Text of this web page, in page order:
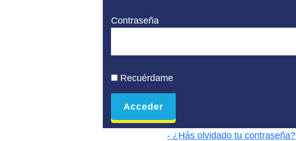
Contraseña
Recuérdame
- ¿Hás olvidado tu contraseña?